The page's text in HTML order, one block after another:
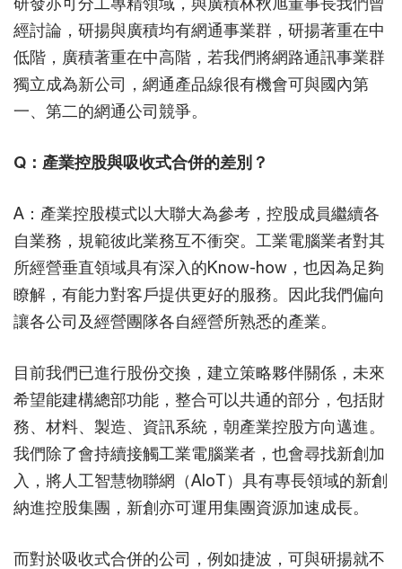
經討論，研揚與廣積均有網通事業群，研揚著重在中
低階，廣積著重在中高階，若我們將網路通訊事業群
獨立成為新公司，網通產品線很有機會可與國內第
一、第二的網通公司競爭。
Q：產業控股與吸收式合併的差別？
A：產業控股模式以大聯大為參考，控股成員繼續各
自業務，規範彼此業務互不衝突。工業電腦業者對其
所經營垂直領域具有深入的Know-how，也因為足夠
瞭解，有能力對客戶提供更好的服務。因此我們偏向
讓各公司及經營團隊各自經營所熟悉的產業。
目前我們已進行股份交換，建立策略夥伴關係，未來
希望能建構總部功能，整合可以共通的部分，包括財
務、材料、製造、資訊系統，朝產業控股方向邁進。
我們除了會持續接觸工業電腦業者，也會尋找新創加
入，將人工智慧物聯網（AIoT）具有專長領域的新創
納進控股集團，新創亦可運用集團資源加速成長。
而對於吸收式合併的公司，例如捷波，可與研揚就不